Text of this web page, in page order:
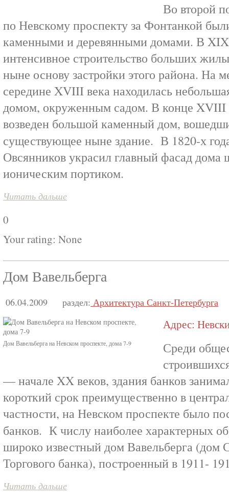
Во второй
по Невскому проспекту за Фонтанкой
каменными и деревянными домами. В XIX
интенсивное строительство больших
ныне основу застройки этого района. На
середине XVIII века находилась
домом, окруженным садом. В конце XVIII
возведен большой каменный дом,
существующее ныне здание. В 1820-х
Овсянников украсил главный фасад
ионическим портиком.
Читать дальше
0
Your rating: None
Дом Вавельберга
06.04.2009 раздел: Архитектура Санкт-Петербурга
Дом Вавельберга на Невском проспекте, дома 7-9
Адрес:
Среди
— начале XX веков, здания банков
короткий срок преимущественно в
частности, на Невском проспекте было
банков. К числу наиболее характерных
широко известный дом Вавельберга (дом
Торгового банка), построенный в 1911-
Читать дальше